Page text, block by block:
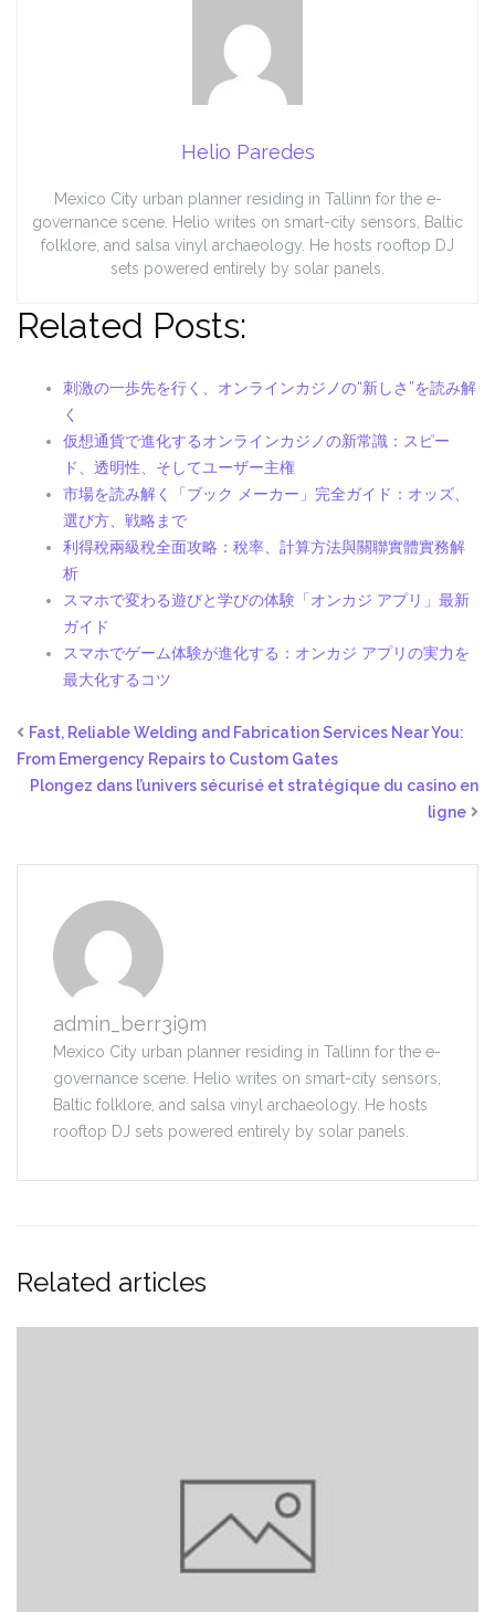
Helio Paredes
Mexico City urban planner residing in Tallinn for the e-
governance scene. Helio writes on smart-city sensors, Baltic
folklore, and salsa vinyl archaeology. He hosts rooftop DJ
sets powered entirely by solar panels.
Related Posts:
刺激の一歩先を行く、オンラインカジノの“新しさ”を読み解
く
仮想通貨で進化するオンラインカジノの新常識：スピー
ド、透明性、そしてユーザー主権
市場を読み解く「ブック メーカー」完全ガイド：オッズ、
選び方、戦略まで
利得稅兩級稅全面攻略：稅率、計算方法與關聯實體實務解
析
スマホで変わる遊びと学びの体験「オンカジ アプリ」最新
ガイド
スマホでゲーム体験が進化する：オンカジ アプリの実力を
最大化するコツ
Fast, Reliable Welding and Fabrication Services Near You:
From Emergency Repairs to Custom Gates
Plongez dans l’univers sécurisé et stratégique du casino en
ligne
admin_berr3i9m
Mexico City urban planner residing in Tallinn for the e-
governance scene. Helio writes on smart-city sensors,
Baltic folklore, and salsa vinyl archaeology. He hosts
rooftop DJ sets powered entirely by solar panels.
Related articles